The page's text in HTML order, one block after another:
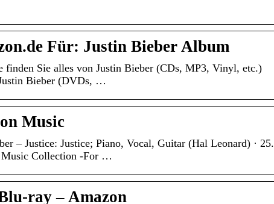
Für: Justin Bieber Album
finden Sie alles von Justin Bieber (CDs, MP3, Vinyl, etc.)
Bieber (DVDs, …
Music
– Justice: Justice; Piano, Vocal, Guitar (Hal Leonard) · 25.
Music Collection -For …
ray – Amazon